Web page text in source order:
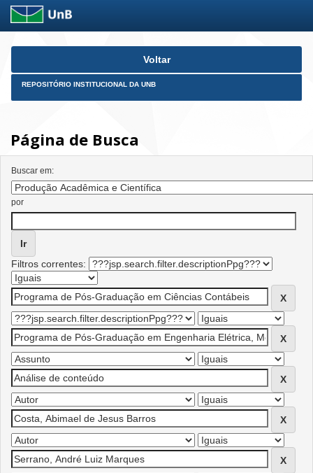
Skip
Voltar
REPOSITÓRIO INSTITUCIONAL DA UNB
Página de Busca
Buscar em:
por
Filtros correntes: